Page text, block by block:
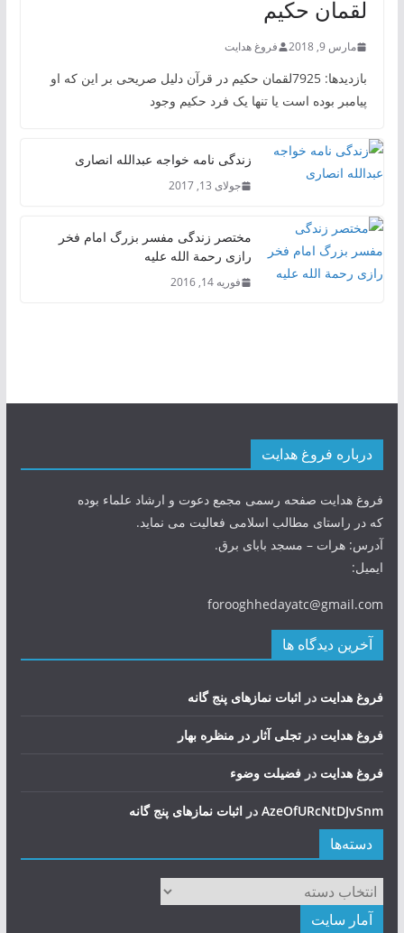
لقمان حکیم
مارس 9, 2018 فروغ هدایت
بازدیدها: 7925لقمان حکیم در قرآن دلیل صریحی بر این که او
پیامبر بوده است یا تنها یک فرد حکیم وجود
زندگی نامه خواجه عبدالله انصاری
جولای 13, 2017
مختصر زندگی مفسر بزرگ امام فخر
رازی رحمة الله علیه
فوریه 14, 2016
درباره فروغ هدایت
فروغ هدایت صفحه رسمی مجمع دعوت و ارشاد علماء بوده
که در راستای مطالب اسلامی فعالیت می نماید.
آدرس: هرات – مسجد بابای برق.
ایمیل:
forooghhedayatc@gmail.com
آخرین دیدگاه ها
فروغ هدایت در اثبات نمازهای پنج گانه
فروغ هدایت در تجلی آثار در منظره بهار
فروغ هدایت در فضيلت وضوء
AzeOfURcNtDJvSnmدر اثبات نمازهای پنج گانه
دسته‌ها
دسته‌ها
آمار سایت